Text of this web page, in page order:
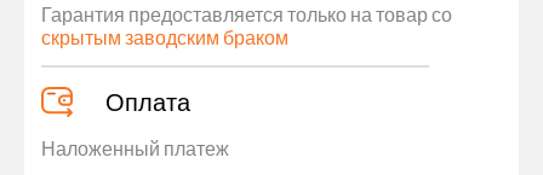
Гарантия предоставляется только на товар со
скрытым заводским браком
Оплата
Наложенный платеж